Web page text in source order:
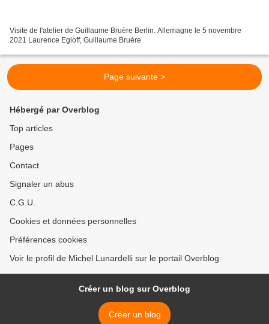
Visite de l'atelier de Guillaume Bruère Berlin. Allemagne le 5 novembre
2021 Laurence Egloff, Guillaume Bruère
Page suivante >
Hébergé par Overblog
Top articles
Pages
Contact
Signaler un abus
C.G.U.
Cookies et données personnelles
Préférences cookies
Voir le profil de Michel Lunardelli sur le portail Overblog
Créer un blog sur Overblog
Créer un blog